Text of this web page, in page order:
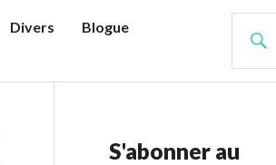
Divers
Blogue
S'abonner au